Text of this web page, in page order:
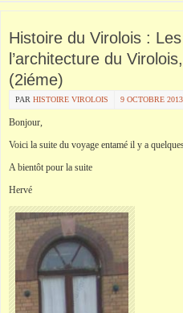
Histoire du Virolois :
l’architecture du
(2iéme)
PAR HISTOIRE VIROLOIS 9 OCTOBRE 2013
Bonjour,
Voici la suite du voyage entamé il y a
A bientôt pour la suite
Hervé